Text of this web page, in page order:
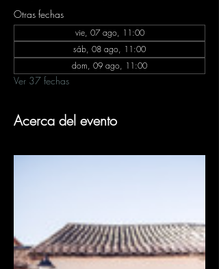
Otras fechas
vie, 07 ago, 11:00
sáb, 08 ago, 11:00
dom, 09 ago, 11:00
Ver 37 fechas
Acerca del evento